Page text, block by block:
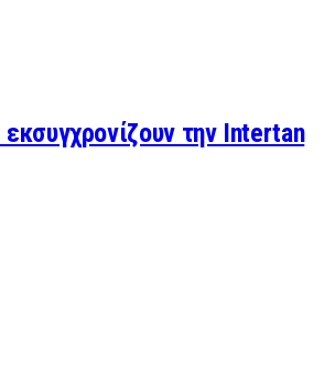
την Intertan